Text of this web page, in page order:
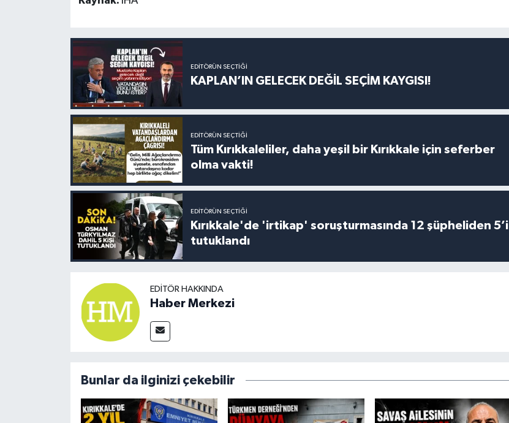
EDITÖRÜN SEÇTIĞI
KAPLAN’IN GELECEK DEĞİL SEÇİM KAYGISI!
EDITÖRÜN SEÇTIĞI
Tüm Kırıkkaleliler, daha yeşil bir Kırıkkale için seferber
olma vakti!
EDITÖRÜN SEÇTIĞI
Kırıkkale'de 'irtikap' soruşturmasında 12 şüpheliden 5’i
tutuklandı
EDITÖR HAKKINDA
Haber Merkezi
Bunlar da ilginizi çekebilir